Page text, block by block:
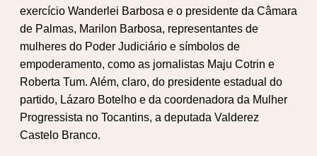
exercício Wanderlei Barbosa e o presidente da Câmara
de Palmas, Marilon Barbosa, representantes de
mulheres do Poder Judiciário e símbolos de
empoderamento, como as jornalistas Maju Cotrin e
Roberta Tum. Além, claro, do presidente estadual do
partido, Lázaro Botelho e da coordenadora da Mulher
Progressista no Tocantins, a deputada Valderez
Castelo Branco.